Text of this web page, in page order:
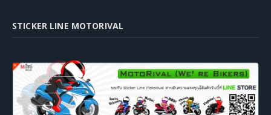
STICKER LINE MOTORIVAL